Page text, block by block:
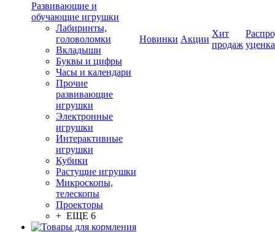
Развивающие и
обучающие игрушки
Лабиринты,
головоломки
Вкладыши
Буквы и цифры
Часы и календари
Прочие
развивающие
игрушки
Электронные
игрушки
Интерактивные
игрушки
Кубики
Растущие игрушки
Микроскопы,
телескопы
Проекторы
+ ЕЩЕ 6
Новинки Акции
Хит
продаж уценка